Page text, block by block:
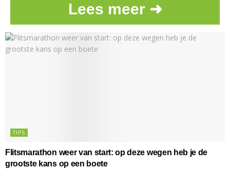
Lees meer ➜
TIPS
Flitsmarathon weer van start: op deze wegen heb je de
grootste kans op een boete